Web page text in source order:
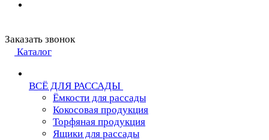
Заказать звонок
Каталог
ВСЁ ДЛЯ РАССАДЫ
Ёмкости для рассады
Кокосовая продукция
Торфяная продукция
Ящики для рассады